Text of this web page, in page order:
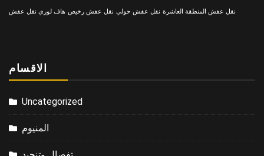
نقل عفش المنطقة العاشرة نقل عفش حولي نقل عفش رخيص هاف لوري نقل عفش
الاقسام
Uncategorized
المنيوم